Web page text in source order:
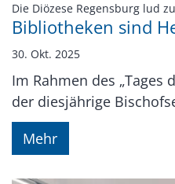
Die Diözese Regensburg lud
Bibliotheken sind
30. Okt. 2025
Im Rahmen des „Tages
der diesjährige
Mehr